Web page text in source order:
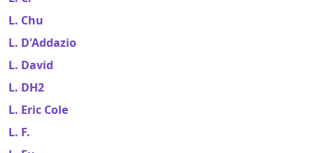
L. Chu
L. D'Addazio
L. David
L. DH2
L. Eric Cole
L. F.